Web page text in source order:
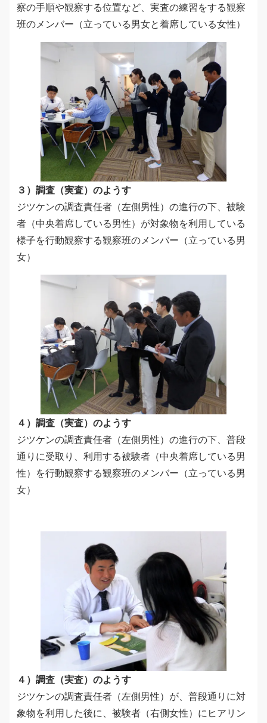
察の手順や観察する位置など、実査の練習をする観察
班のメンバー（立っている男女と着席している女性）
３）調査（実査）のようす
ジツケンの調査責任者（左側男性）の進行の下、被験
者（中央着席している男性）が対象物を利用している
様子を行動観察する観察班のメンバー（立っている男
女）
４）調査（実査）のようす
ジツケンの調査責任者（左側男性）の進行の下、普段
通りに受取り、利用する被験者（中央着席している男
性）を行動観察する観察班のメンバー（立っている男
女）
４）調査（実査）のようす
ジツケンの調査責任者（左側男性）が、普段通りに対
象物を利用した後に、被験者（右側女性）にヒアリン